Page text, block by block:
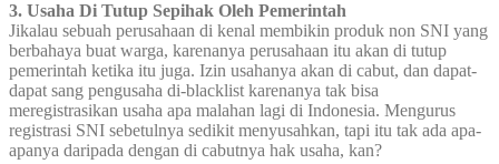
3. Usaha Di Tutup Sepihak Oleh Pemerintah
Jikalau sebuah perusahaan di kenal membikin produk non SNI yang
berbahaya buat warga, karenanya perusahaan itu akan di tutup
pemerintah ketika itu juga. Izin usahanya akan di cabut, dan dapat-
dapat sang pengusaha di-blacklist karenanya tak bisa
meregistrasikan usaha apa malahan lagi di Indonesia. Mengurus
registrasi SNI sebetulnya sedikit menyusahkan, tapi itu tak ada apa-
apanya daripada dengan di cabutnya hak usaha, kan?